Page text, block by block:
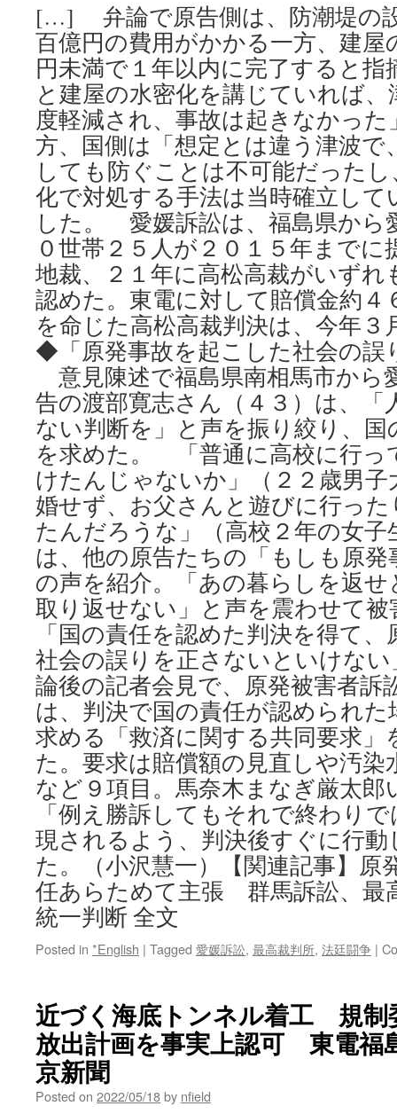
[…] 弁論で原告側は、防潮堤の
百億円の費用がかかる一方、建屋
円未満で１年以内に完了すると指
と建屋の水密化を講じていれば
度軽減され、事故は起きなかっ
方、国側は「想定とは違う津波で
しても防ぐことは不可能だった
化で対処する手法は当時確立し
した。 愛媛訴訟は、福島県から
０世帯２５人が２０１５年までに
地裁、２１年に高松高裁がいずれ
認めた。東電に対して賠償金約４
を命じた高松高裁判決は、今年
◆「原発事故を起こした社会の誤
意見陳述で福島県南相馬市から
告の渡部寛志さん（４３）は、「
ない判断を」と声を振り絞り、
を求めた。 「普通に高校に行っ
けたんじゃないか」（２２歳男
婚せず、お父さんと遊びに行っ
たんだろうな」（高校２年の女
は、他の原告たちの「もしも原
の声を紹介。「あの暮らしを返
取り返せない」と声を震わせて
「国の責任を認めた判決を得て
社会の誤りを正さないといけな
論後の記者会見で、原発被害者訴
は、判決で国の責任が認められ
求める「救済に関する共同要求」
た。要求は賠償額の見直しや汚染
など９項目。馬奈木まなぎ厳太
「例え勝訴してもそれで終わり
現されるよう、判決後すぐに行
た。（小沢慧一）【関連記事】原
任あらためて主張 群馬訴訟、
統一判断 全文
Posted in *English | Tagged 愛媛訴訟, 最高裁判所, 法廷闘争 |
近づく海底トンネル着工 規制
放出計画を事実上認可 東電福
京新聞
Posted on 2022/05/18by nfield